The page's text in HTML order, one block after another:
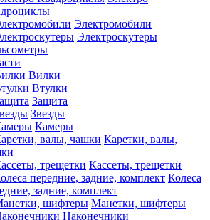
Электромобили
Электроскутеры
Вилки
Втулки
Защита
Звезды
Камеры
Каретки, валы,
Кассеты, трещетки
Колеса
задние, комплект
Манетки, шифтеры
Наконечники